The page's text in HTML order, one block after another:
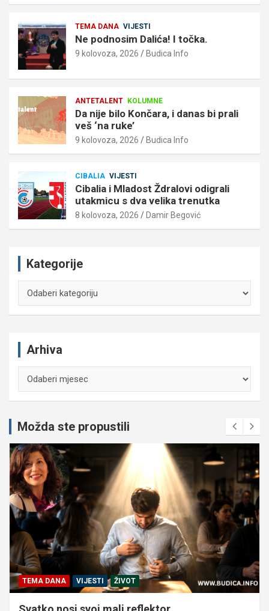
TEMA DANA VIJESTI
Ne podnosim Dalića! I točka.
9 kolovoza, 2026 Budica Info
ANTETALENT KOLUMNE
Da nije bilo Končara, i danas bi prali
veš ‘na ruke’
9 kolovoza, 2026 Budica Info
CIBALIA VIJESTI
Cibalia i Mladost Ždralovi odigrali
utakmicu s dva velika trenutka
8 kolovoza, 2026 Damir Begović
Kategorije
Arhiva
Možda ste propustili
TEMA DANA VIJESTI ŽIVOT